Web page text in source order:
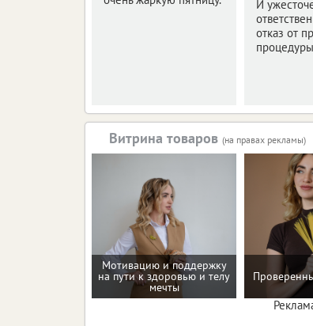
И
отказ от
Витрина товаров (на правах рекламы)
Мотивацию и поддержку
на пути к здоровью и телу
мечты